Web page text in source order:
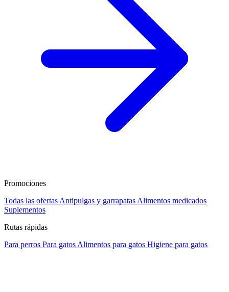
Promociones
Todas las ofertas Antipulgas y garrapatas Alimentos medicados
Suplementos
Rutas rápidas
Para perros Para gatos Alimentos para gatos Higiene para gatos